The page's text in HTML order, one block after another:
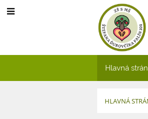
Hlavná
HLAVNÁ